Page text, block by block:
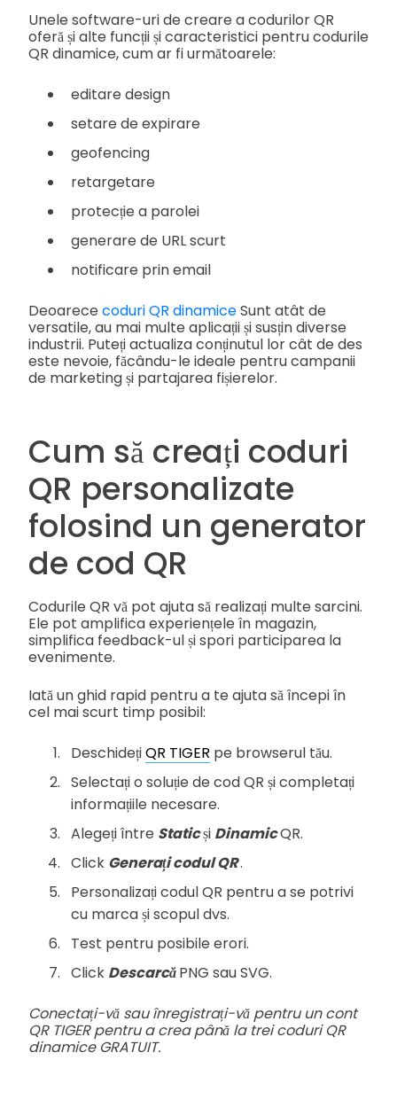
Unele software-uri de creare a codurilor QR
oferă și alte funcții și caracteristici pentru codurile
QR dinamice, cum ar fi următoarele:
editare design
setare de expirare
geofencing
retargetare
protecție a parolei
generare de URL scurt
notificare prin email
Deoarece coduri QR dinamiceSunt atât de
versatile, au mai multe aplicații și susțin diverse
industrii. Puteți actualiza conținutul lor cât de des
este nevoie, făcându-le ideale pentru campanii
de marketing și partajarea fișierelor.
Cum să creați coduri
QR personalizate
folosind un generator
de cod QR
Codurile QR vă pot ajuta să realizați multe sarcini.
Ele pot amplifica experiențele în magazin,
simplifica feedback-ul și spori participarea la
evenimente.
Iată un ghid rapid pentru a te ajuta să începi în
cel mai scurt timp posibil:
DeschidețiQR TIGER pe browserul tău.
Selectați o soluție de cod QR și completați
informațiile necesare.
Alegeți între Staticși DinamicQR.
Click Generați codul QR.
Personalizați codul QR pentru a se potrivi
cu marca și scopul dvs.
Test pentru posibile erori.
Click DescarcăPNG sau SVG.
Conectați-vă sau înregistrați-vă pentru un cont
QR TIGER pentru a crea până la trei coduri QR
dinamice GRATUIT.